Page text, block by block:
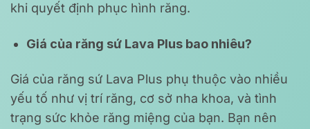
khi quyết định phục hình răng.
Giá của răng sứ Lava Plus bao nhiêu?
Giá của răng sứ Lava Plus phụ thuộc vào nhiều
yếu tố như vị trí răng, cơ sở nha khoa, và tình
trạng sức khỏe răng miệng của bạn. Bạn nên